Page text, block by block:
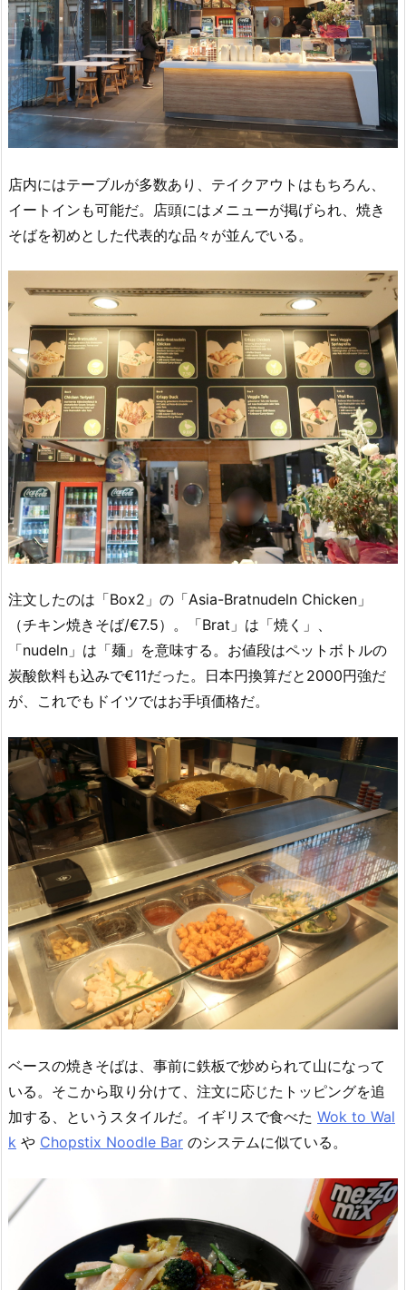
店内にはテーブルが多数あり、テイクアウトはもちろん、
イートインも可能だ。店頭にはメニューが掲げられ、焼き
そばを初めとした代表的な品々が並んでいる。
注文したのは「Box2」の「Asia-Bratnudeln Chicken」
（チキン焼きそば/€7.5）。「Brat」は「焼く」、
「nudeln」は「麺」を意味する。お値段はペットボトルの
炭酸飲料も込みで€11だった。日本円換算だと2000円強だ
が、これでもドイツではお手頃価格だ。
ベースの焼きそばは、事前に鉄板で炒められて山になって
いる。そこから取り分けて、注文に応じたトッピングを追
加する、というスタイルだ。イギリスで食べた Wok to Wal
k や Chopstix Noodle Bar のシステムに似ている。